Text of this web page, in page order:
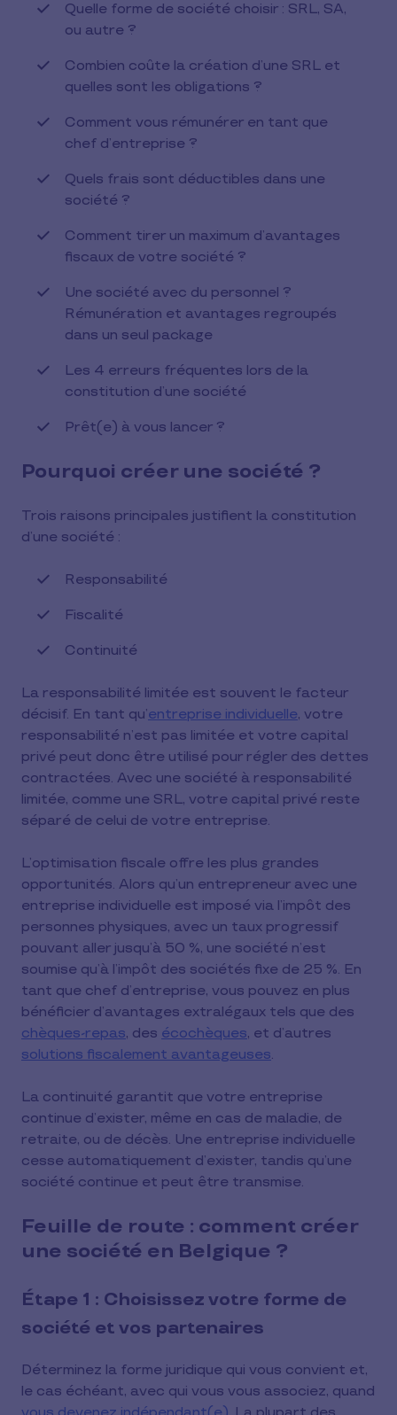
Quelle forme de société choisir : SRL, SA,
ou autre ?
Combien coûte la création d’une SRL et
quelles sont les obligations ?
Comment vous rémunérer en tant que
chef d’entreprise ?
Quels frais sont déductibles dans une
société ?
Comment tirer un maximum d’avantages
fiscaux de votre société ?
Une société avec du personnel ?
Rémunération et avantages regroupés
dans un seul package
Les 4 erreurs fréquentes lors de la
constitution d’une société
Prêt(e) à vous lancer ?
Pourquoi créer une société ?
Trois raisons principales justifient la constitution
d’une société :
Responsabilité
Fiscalité
Continuité
La responsabilité limitée est souvent le facteur
décisif. En tant qu’entreprise individuelle, votre
responsabilité n’est pas limitée et votre capital
privé peut donc être utilisé pour régler des dettes
contractées. Avec une société à responsabilité
limitée, comme une SRL, votre capital privé reste
séparé de celui de votre entreprise.
L’optimisation fiscale offre les plus grandes
opportunités. Alors qu’un entrepreneur avec une
entreprise individuelle est imposé via l’impôt des
personnes physiques, avec un taux progressif
pouvant aller jusqu’à 50 %, une société n’est
soumise qu’à l’impôt des sociétés fixe de 25 %. En
tant que chef d’entreprise, vous pouvez en plus
bénéficier d’avantages extralégaux tels que des
chèques-repas, des écochèques, et d’autres
solutions fiscalement avantageuses.
La continuité garantit que votre entreprise
continue d’exister, même en cas de maladie, de
retraite, ou de décès. Une entreprise individuelle
cesse automatiquement d’exister, tandis qu’une
société continue et peut être transmise.
Feuille de route : comment créer
une société en Belgique ?
Étape 1 : Choisissez votre forme de
société et vos partenaires
Déterminez la forme juridique qui vous convient et,
le cas échéant, avec qui vous vous associez, quand